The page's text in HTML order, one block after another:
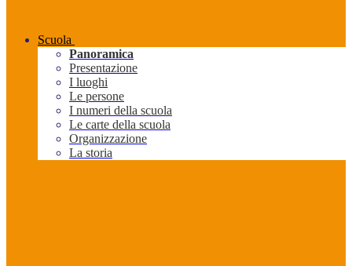
Scuola
Panoramica
Presentazione
I luoghi
Le persone
I numeri della scuola
Le carte della scuola
Organizzazione
La storia